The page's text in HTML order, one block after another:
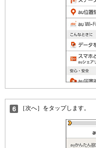
［次へ］をタップします。